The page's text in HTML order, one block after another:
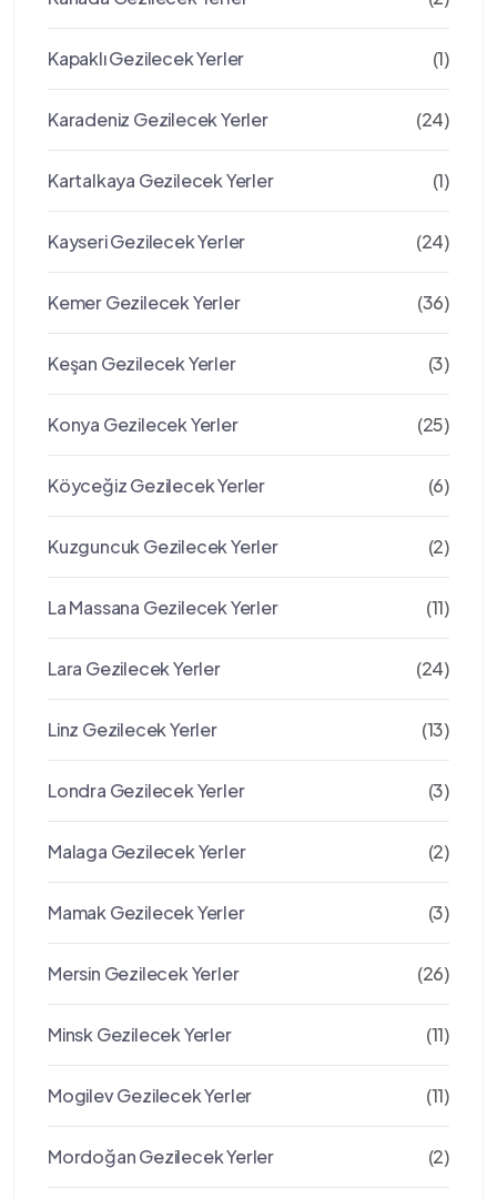
Kapaklı Gezilecek Yerler (1)
Karadeniz Gezilecek Yerler (24)
Kartalkaya Gezilecek Yerler (1)
Kayseri Gezilecek Yerler (24)
Kemer Gezilecek Yerler (36)
Keşan Gezilecek Yerler (3)
Konya Gezilecek Yerler (25)
Köyceğiz Gezilecek Yerler (6)
Kuzguncuk Gezilecek Yerler (2)
La Massana Gezilecek Yerler (11)
Lara Gezilecek Yerler (24)
Linz Gezilecek Yerler (13)
Londra Gezilecek Yerler (3)
Malaga Gezilecek Yerler (2)
Mamak Gezilecek Yerler (3)
Mersin Gezilecek Yerler (26)
Minsk Gezilecek Yerler (11)
Mogilev Gezilecek Yerler (11)
Mordoğan Gezilecek Yerler (2)